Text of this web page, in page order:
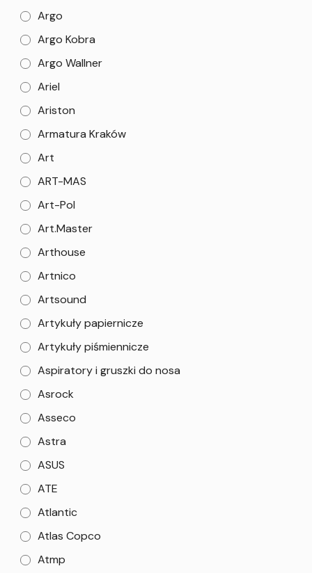
Argo
Argo Kobra
Argo Wallner
Ariel
Ariston
Armatura Kraków
Art
ART-MAS
Art-Pol
Art.Master
Arthouse
Artnico
Artsound
Artykuły papiernicze
Artykuły piśmiennicze
Aspiratory i gruszki do nosa
Asrock
Asseco
Astra
ASUS
ATE
Atlantic
Atlas Copco
Atmp